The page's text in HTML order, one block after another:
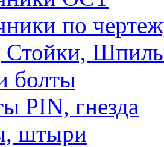
по
Стойки,
болты
PIN, гнезда
штыри